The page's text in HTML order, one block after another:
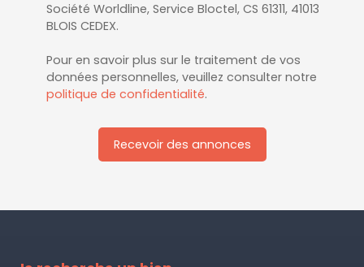
Société Worldline, Service Bloctel, CS 61311, 41013
BLOIS CEDEX.
Pour en savoir plus sur le traitement de vos
données personnelles, veuillez consulter notre
politique de confidentialité.
Recevoir des annonces